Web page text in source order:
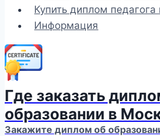
Купить диплом
Информация
Где заказать
образовании в
Закажите диплом об